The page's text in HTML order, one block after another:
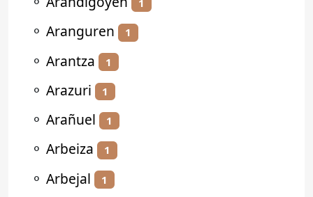
1
⚬ Aranguren 1
⚬ Arantza 1
⚬ Arazuri 1
⚬ Arañuel 1
⚬ Arbeiza 1
⚬ Arbejal 1